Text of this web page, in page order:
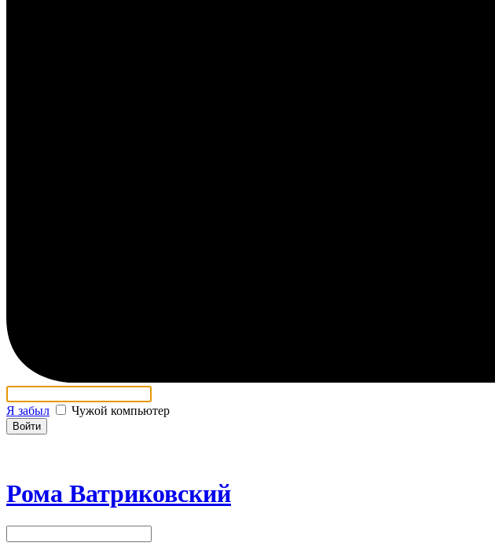
Я забыл Чужой компьютер
Войти
Рома Ватриковский